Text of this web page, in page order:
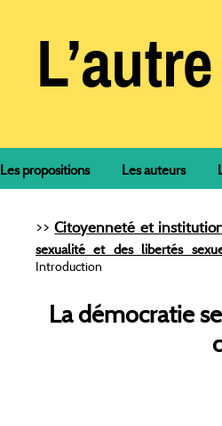
Les propositions Les auteurs
>>Citoyenneté et
sexualité et des libertés
Introduction
La démocratie